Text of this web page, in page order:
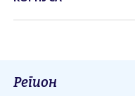
Регион